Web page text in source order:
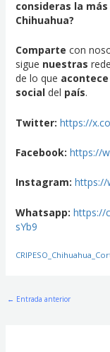
consideras la
Chihuahua?
Comparte con
sigue nuestras
de lo que acontece
social del país.
Twitter: https://
Facebook: https://
Instagram: https://
Whatsapp: https://
sYb9
← Entrada anterior